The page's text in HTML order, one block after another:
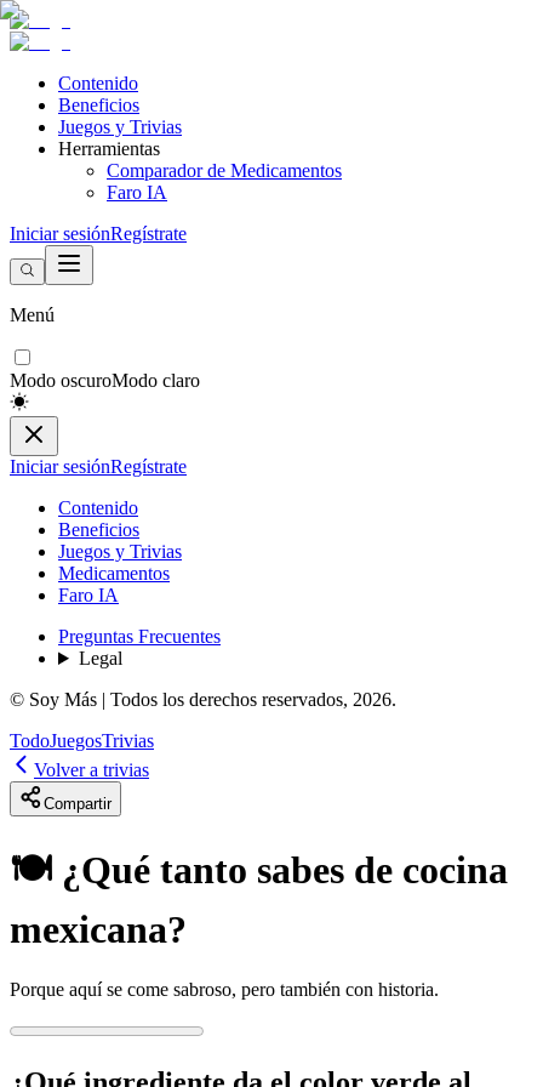
Contenido
Beneficios
Juegos y Trivias
Herramientas
Comparador de Medicamentos
Faro IA
Iniciar sesiónRegístrate
Menú
Modo oscuroModo claro
Iniciar sesiónRegístrate
Contenido
Beneficios
Juegos y Trivias
Medicamentos
Faro IA
Preguntas Frecuentes
Legal
© Soy Más | Todos los derechos reservados, 2026.
TodoJuegosTrivias
Volver a trivias
Compartir
🍽️ ¿Qué tanto sabes de cocina
mexicana?
Porque aquí se come sabroso, pero también con historia.